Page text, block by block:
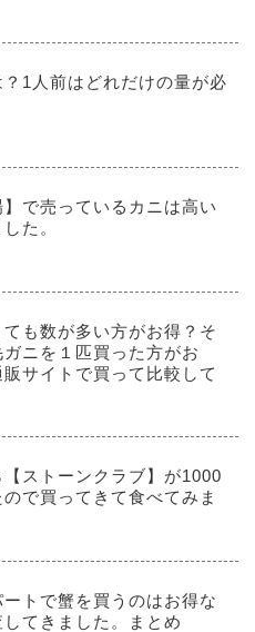
1人前はどれだけの量が必
で売っているカニは高い
た。
も数が多い方がお得？そ
ニを１匹買った方がお
サイトで買って比較して
ストーンクラブ】が1000
で買ってきて食べてみま
トで蟹を買うのはお得な
てきました。まとめ